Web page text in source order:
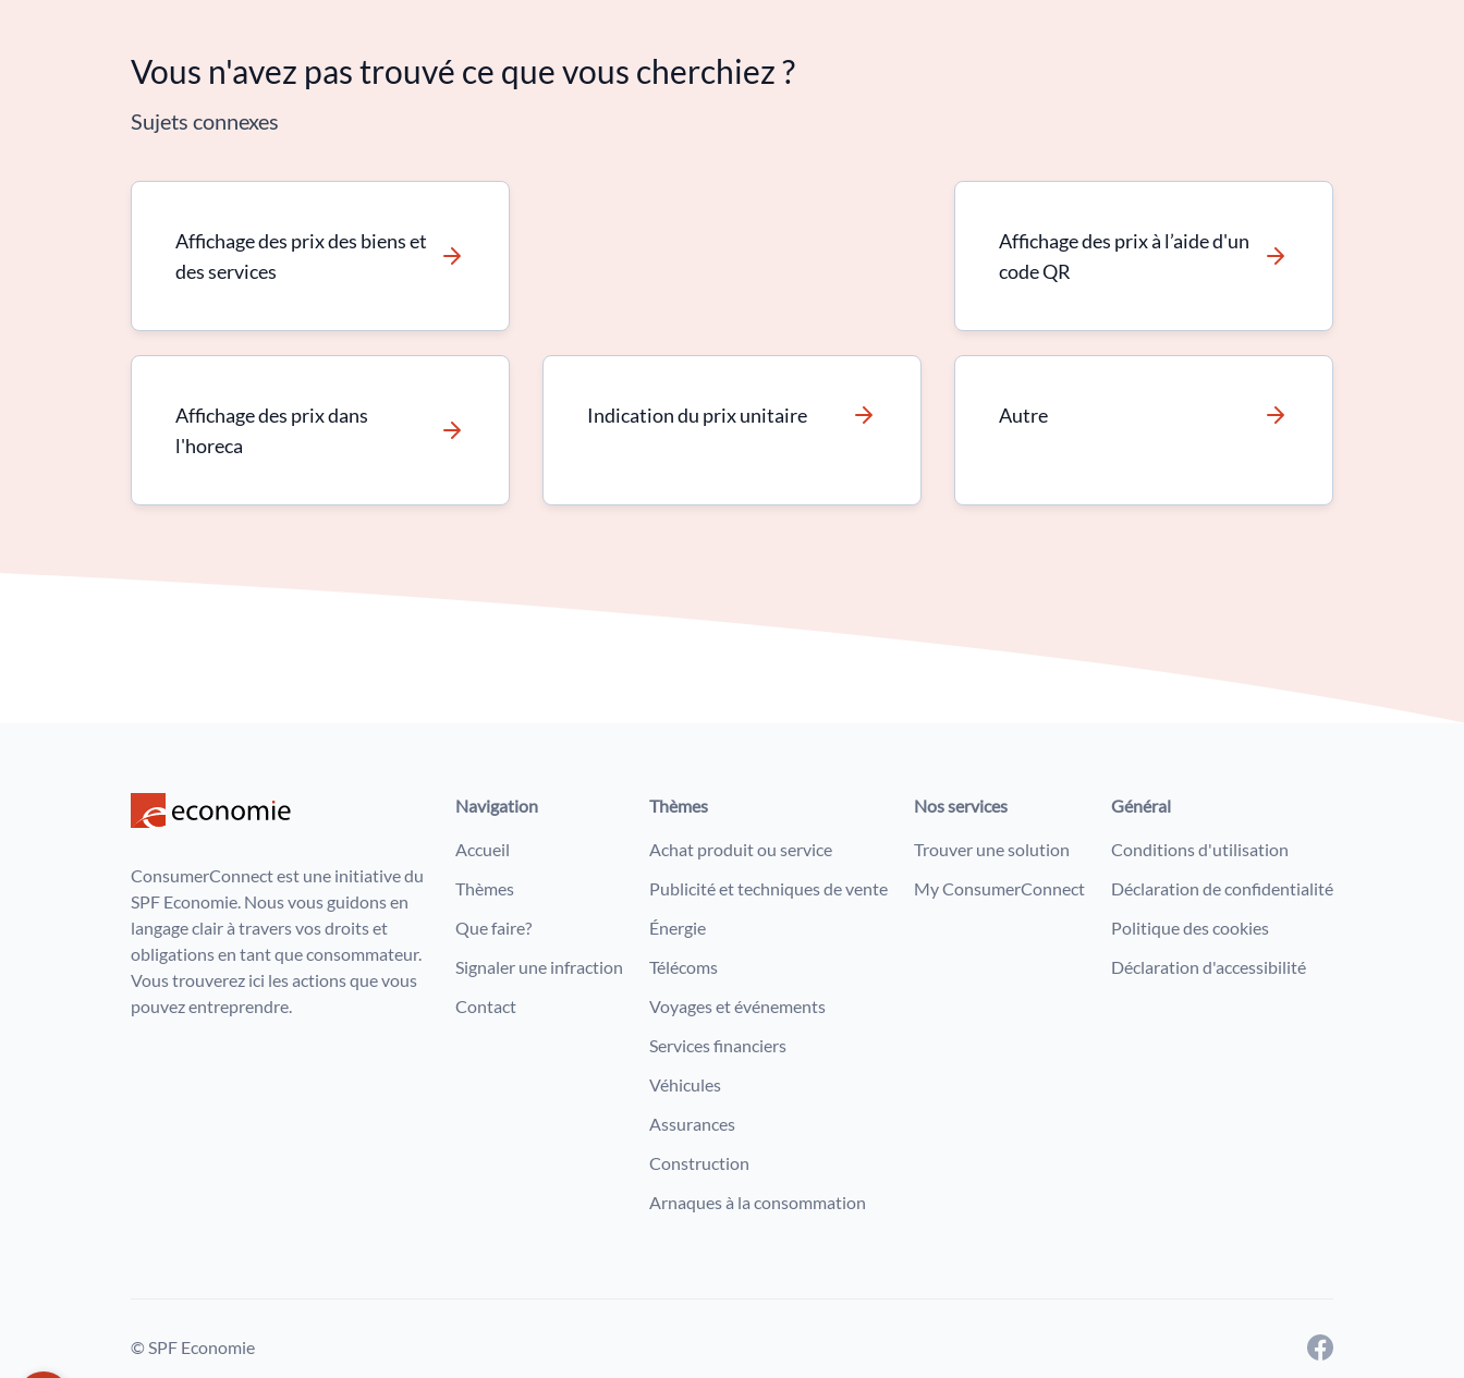
Vous n'avez pas trouvé ce que vous cherchiez ?
Sujets connexes
Affichage des prix des biens et
des services
Affichage des prix à l’aide d'un
code QR
Affichage des prix dans
l'horeca
Indication du prix unitaire Autre
ConsumerConnect est une initiative du
SPF Economie. Nous vous guidons en
langage clair à travers vos droits et
obligations en tant que consommateur.
Vous trouverez ici les actions que vous
pouvez entreprendre.
Navigation
Accueil
Thèmes
Que faire?
Signaler une infraction
Contact
Thèmes
Achat produit ou service
Publicité et techniques de vente
Énergie
Télécoms
Voyages et événements
Services financiers
Véhicules
Assurances
Construction
Arnaques à la consommation
Nos services
Trouver une solution
My ConsumerConnect
Général
Conditions d'utilisation
Déclaration de confidentialité
Politique des cookies
Déclaration d'accessibilité
© SPF Economie